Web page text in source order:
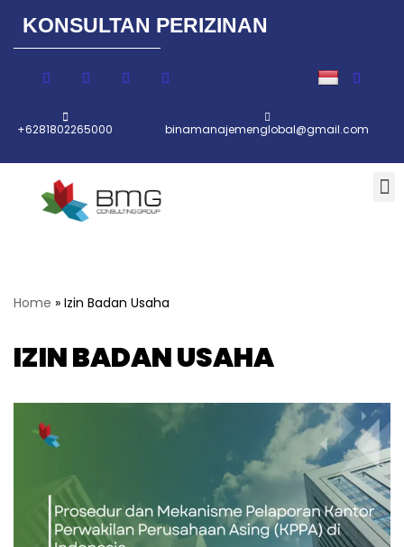
Lompat
KONSULTAN PERIZINAN
+6281802265000 binamanajemenglobal@gmail.com
Home » Izin Badan Usaha
IZIN BADAN USAHA